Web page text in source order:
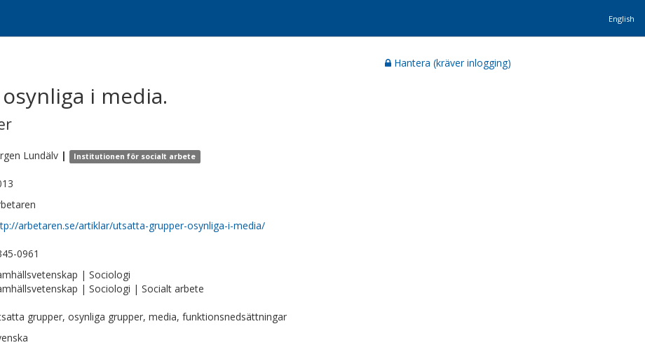
English
Hantera (kräver inlogging)
i media.
Lundälv | Institutionen för socialt arbete
arbetaren.se/artiklar/utsatta-grupper-osynliga-i-media/
0961
| Sociologi
| Sociologi | Socialt arbete
grupper, osynliga grupper, media, funktionsnedsättningar